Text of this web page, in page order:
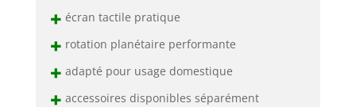
+ écran tactile pratique
+ rotation planétaire performante
+ adapté pour usage domestique
+ accessoires disponibles séparément